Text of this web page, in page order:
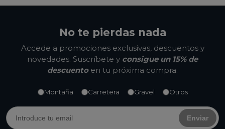
No te pierdas nada
Accede a promociones exclusivas, descuentos y
novedades. Suscríbete y consigue un 15% de
descuentoen tu próxima compra.
Montaña Carretera Gravel Otros
Enviar